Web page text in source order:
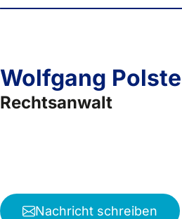
Wolfgang
Rechtsanwalt
Nachricht schreiben